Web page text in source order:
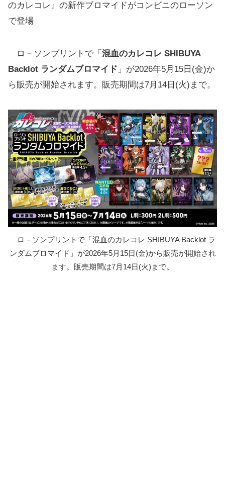
のカレコレ』の新作ブロマイドがコンビニのローソン
で登場
ロ－ソンプリントで「 混血のカレコレ SHIBUYA
Backlot ランダムブロマイド 」が2026年5月15日(金)か
ら販売が開始されます。販売期間は7月14日(火)まで。
ロ－ソンプリントで「混血のカレコレ SHIBUYA Backlot ラ
ンダムブロマイド」が2026年5月15日(金)から販売が開始され
ます。販売期間は7月14日(火)まで。